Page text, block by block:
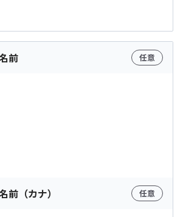
前 任意
前（カナ） 任意